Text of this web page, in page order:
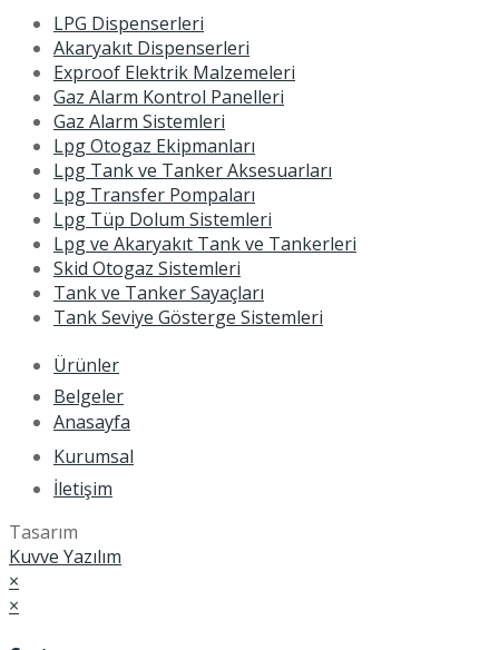
LPG Dispenserleri
Akaryakıt Dispenserleri
Exproof Elektrik Malzemeleri
Gaz Alarm Kontrol Panelleri
Gaz Alarm Sistemleri
Lpg Otogaz Ekipmanları
Lpg Tank ve Tanker Aksesuarları
Lpg Transfer Pompaları
Lpg Tüp Dolum Sistemleri
Lpg ve Akaryakıt Tank ve Tankerleri
Skid Otogaz Sistemleri
Tank ve Tanker Sayaçları
Tank Seviye Gösterge Sistemleri
Ürünler
Belgeler
Anasayfa
Kurumsal
İletişim
Tasarım
Kuvve Yazılım
×
×